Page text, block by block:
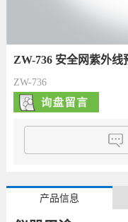
ZW-736 安全网紫外线
ZW-736
产品信息